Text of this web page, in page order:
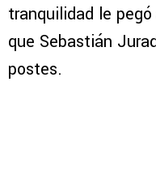
tranquilidad le
que Sebastián
postes.